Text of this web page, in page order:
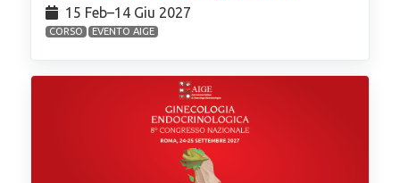
15 Feb⁠–14 Giu 2027
CORSO EVENTO AIGE